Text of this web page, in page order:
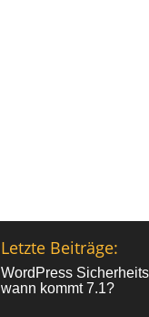
Letzte Beiträge:
WordPress
wann kommt 7.1?